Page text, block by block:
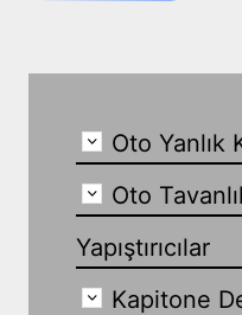
Oto Yanlık
Oto
Yapıştırıcılar
Kapitone